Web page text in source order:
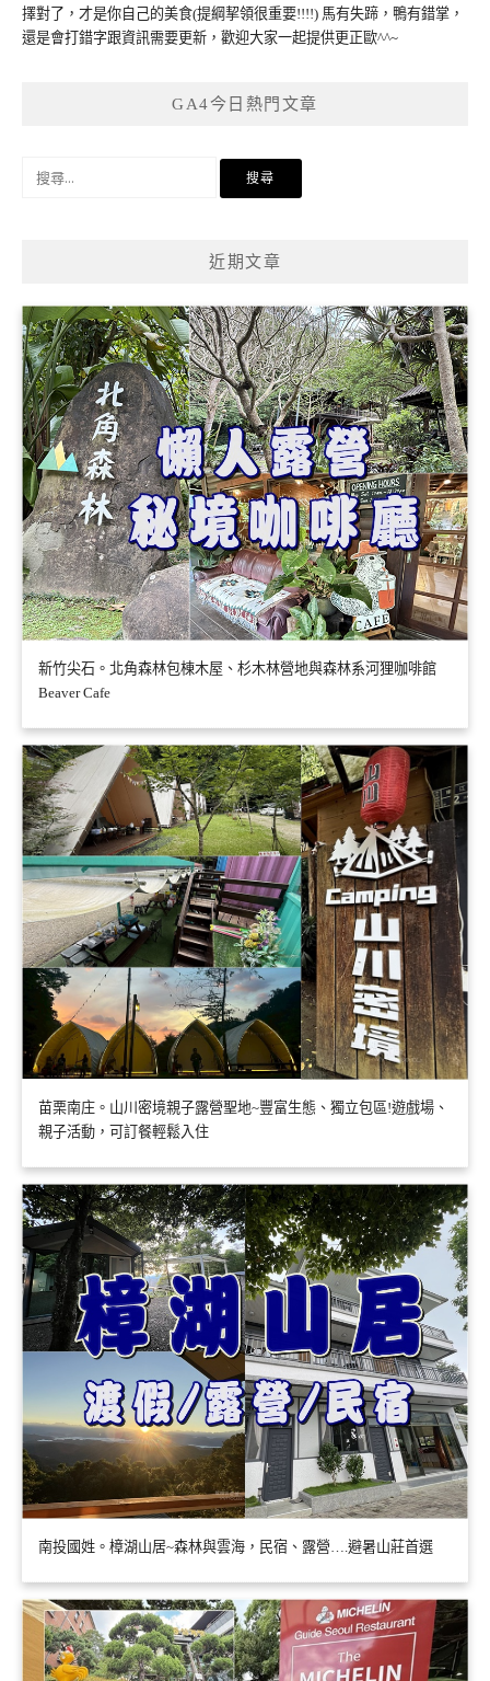
擇對了，才是你自己的美食(提綱挈領很重要!!!!) 馬有失蹄，鴨有錯掌，
還是會打錯字跟資訊需要更新，歡迎大家一起提供更正歐^^~
GA4今日熱門文章
近期文章
新竹尖石。北角森林包棟木屋、杉木林營地與森林系河狸咖啡館
Beaver Cafe
苗栗南庄。山川密境親子露營聖地~豐富生態、獨立包區!遊戲場、
親子活動，可訂餐輕鬆入住
南投國姓。樟湖山居~森林與雲海，民宿、露營….避暑山莊首選